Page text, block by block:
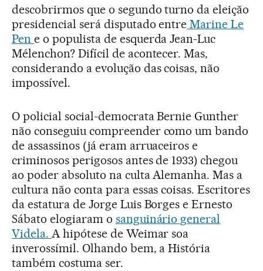
descobrirmos que o segundo turno da eleição
presidencial será disputado entre Marine Le
Pen e o populista de esquerda Jean-Luc
Mélenchon? Difícil de acontecer. Mas,
considerando a evolução das coisas, não
impossível.
O policial social-democrata Bernie Gunther
não conseguiu compreender como um bando
de assassinos (já eram arruaceiros e
criminosos perigosos antes de 1933) chegou
ao poder absoluto na culta Alemanha. Mas a
cultura não conta para essas coisas. Escritores
da estatura de Jorge Luis Borges e Ernesto
Sábato elogiaram o sanguinário general
Videla. A hipótese de Weimar soa
inverossímil. Olhando bem, a História
também costuma ser.